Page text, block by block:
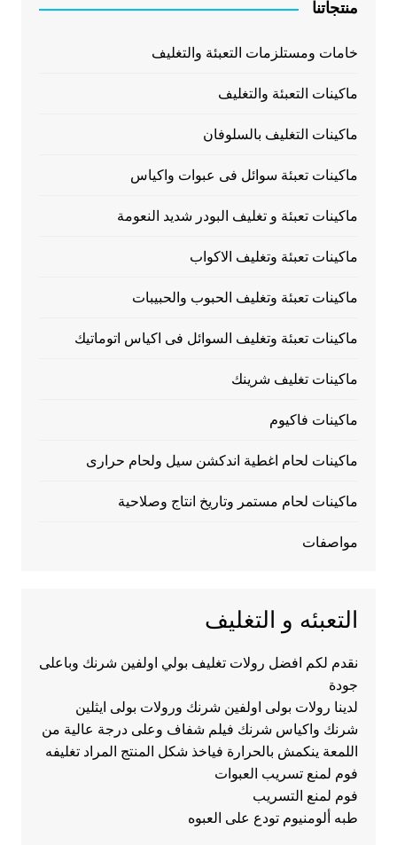
منتجاتنا
خامات ومستلزمات التعبئة والتغليف
ماكينات التعبئة والتغليف
ماكينات التغليف بالسلوفان
ماكينات تعبئة سوائل فى عبوات واكياس
ماكينات تعبئة و تغليف البودر شديد النعومة
ماكينات تعبئة وتغليف الاكواب
ماكينات تعبئة وتغليف الحبوب والحبيبات
ماكينات تعبئة وتغليف السوائل فى اكياس اتوماتيك
ماكينات تغليف شرينك
ماكينات فاكيوم
ماكينات لحام اغطية اندكشن سيل ولحام حرارى
ماكينات لحام مستمر وتاريخ انتاج وصلاحية
مواصفات
التعبئه و التغليف
نقدم لكم افضل رولات تغليف بولي اولفين شرنك وباعلى
جودة
لدينا رولات بولى اولفين شرنك ورولات بولى ايثلين
شرنك واكياس شرنك فيلم شفاف وعلى درجة عالية من
اللمعة ينكمش بالحرارة فياخذ شكل المنتج المراد تغليفه
فوم لمنع تسريب العبوات
فوم لمنع التسريب
طبه ألومنيوم تودع على العبوه